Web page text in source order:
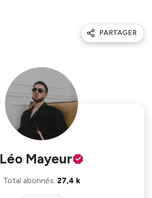
PARTAGER
Léo Mayeur
Total abonnés: 27,4 k